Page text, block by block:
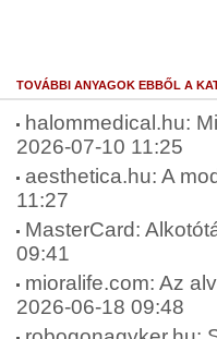
TOVÁBBI ANYAGOK EBBŐL A
halommedical.hu:
2026-07-10 11:25
aesthetica.hu: A
11:27
MasterCard:
09:41
mioralife.com: Az
2026-06-18 09:48